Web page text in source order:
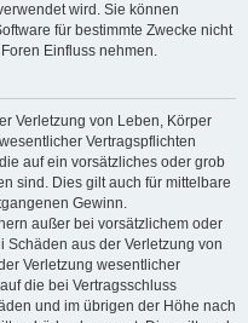
wird. Sie können
für bestimmte Zwecke nicht
Einfluss nehmen.
Verletzung von Leben, Körper
Vertragspflichten
auf ein vorsätzliches oder grob
sind. Dies gilt auch für mittelbare
Gewinn.
außer bei vorsätzlichem oder
aus der Verletzung von
Verletzung wesentlicher
die bei Vertragsschluss
und im übrigen der Höhe nach